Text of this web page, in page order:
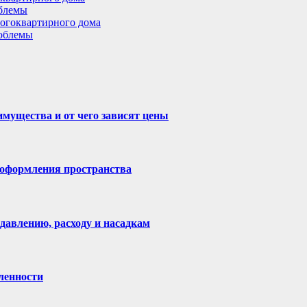
дома
и от чего зависят цены
пространства
расходу и насадкам